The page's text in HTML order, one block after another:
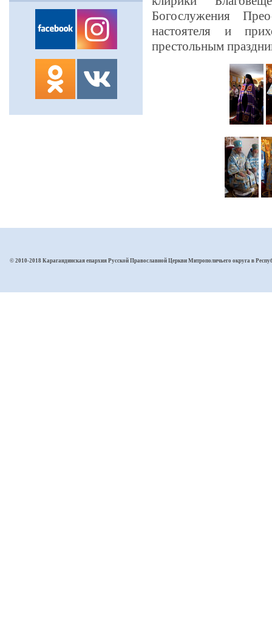
Богослужения
настоятеля и
престольным
© 2010-2018 Карагандинская епархия Русской Православной Церкви Митрополичьего округа в